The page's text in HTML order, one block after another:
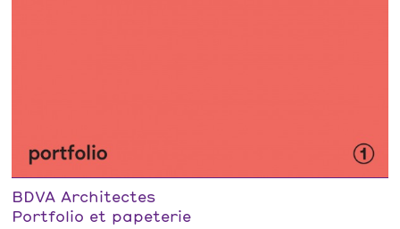
BDVA Architectes
Portfolio et papeterie